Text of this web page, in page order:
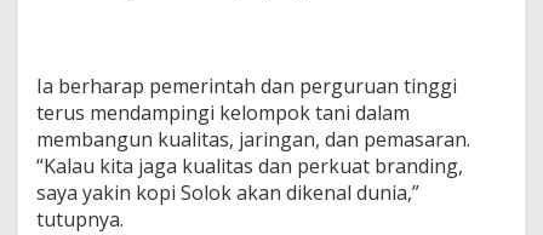
Ia berharap pemerintah dan perguruan tinggi
terus mendampingi kelompok tani dalam
membangun kualitas, jaringan, dan pemasaran.
“Kalau kita jaga kualitas dan perkuat branding,
saya yakin kopi Solok akan dikenal dunia,”
tutupnya.